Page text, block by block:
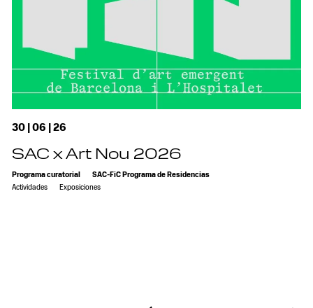
30 | 06 | 26
SAC x Art Nou 2026
Programa curatorial
SAC-FiC Programa de Residencias
Actividades
Exposiciones